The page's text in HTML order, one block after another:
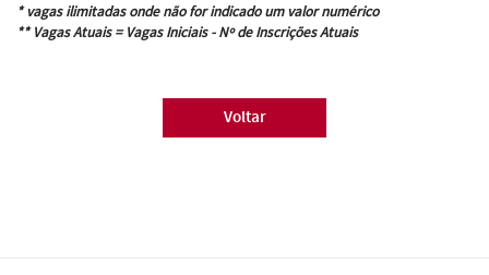
* vagas ilimitadas onde não for indicado um valor numérico
** Vagas Atuais = Vagas Iniciais - Nº de Inscrições Atuais
Voltar